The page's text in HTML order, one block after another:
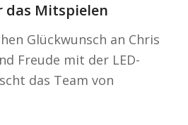
das Mitspielen
Glückwunsch an Chris
Freude mit der LED-
das Team von